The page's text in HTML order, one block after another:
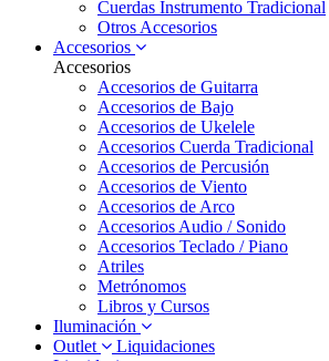
Cuerdas Instrumento Tradicional
Otros Accesorios
Accesorios
Accesorios
Accesorios de Guitarra
Accesorios de Bajo
Accesorios de Ukelele
Accesorios Cuerda Tradicional
Accesorios de Percusión
Accesorios de Viento
Accesorios de Arco
Accesorios Audio / Sonido
Accesorios Teclado / Piano
Atriles
Metrónomos
Libros y Cursos
Iluminación
Outlet
Liquidaciones